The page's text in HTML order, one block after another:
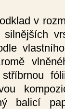
v
balicí